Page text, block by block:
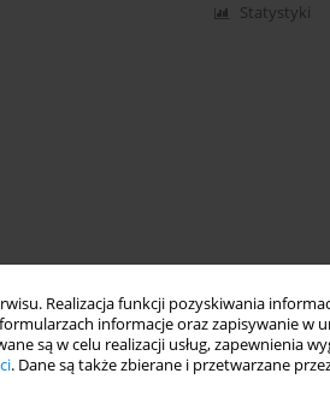
Realizacja funkcji pozyskiwania
informacje oraz zapisywanie w
są w celu realizacji usług, zapewnienia
. Dane są także zbierane i przetwarzane
Statystyki